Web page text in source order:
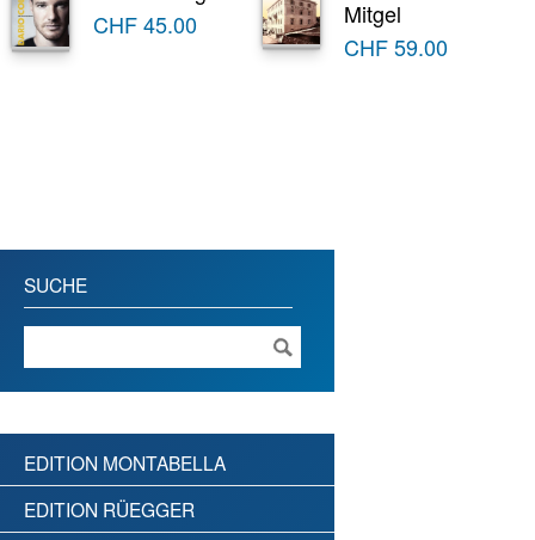
CHF45.00
Mitgel
CHF59.00
SUCHE
EDITION MONTABELLA
EDITION RÜEGGER